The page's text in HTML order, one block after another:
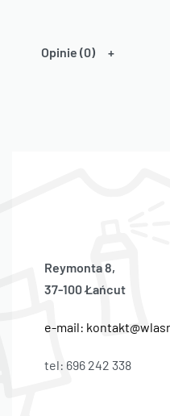
Opinie (0)
Reymonta 8,
37-100 Łańcut
e-mail:
tel: 696 242 338